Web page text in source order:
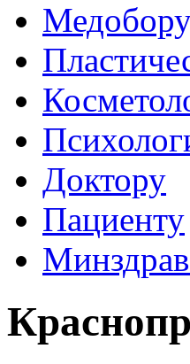
Доктору
Пациенту